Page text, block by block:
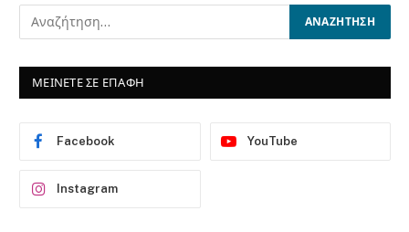
ΜΕΙΝΕΤΕ ΣΕ ΕΠΑΦΗ
Facebook YouTube
Instagram